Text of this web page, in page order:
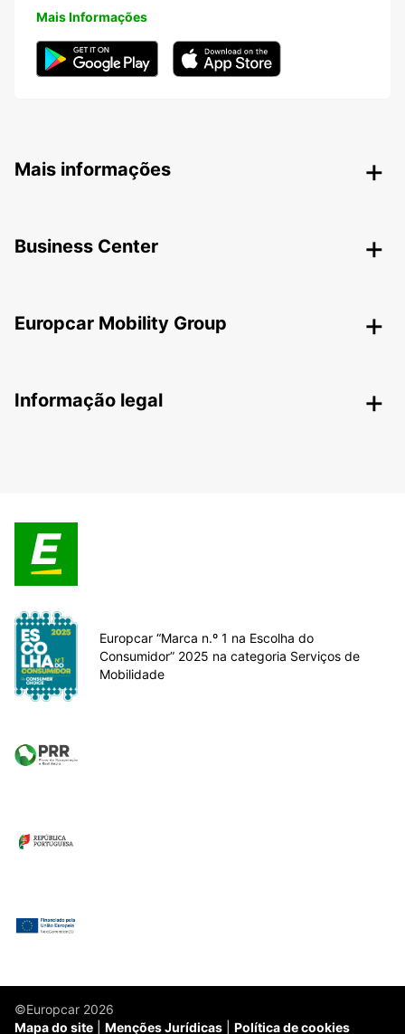
Mais Informações
Mais informações
Business Center
Europcar Mobility Group
Informação legal
Europcar “Marca n.º 1 na Escolha do
Consumidor” 2025 na categoria Serviços de
Mobilidade
©Europcar 2026
Mapa do site
Menções Jurídicas Política de cookies